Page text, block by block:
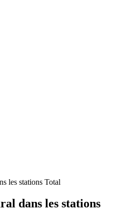
les stations Total
dans les stations